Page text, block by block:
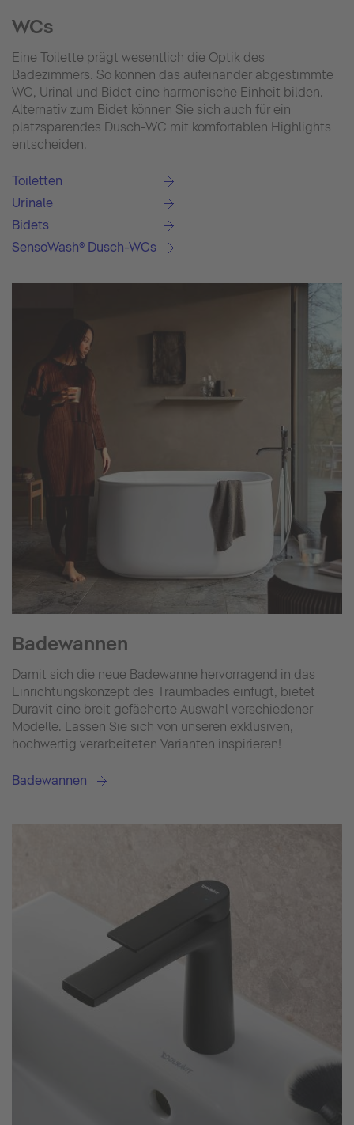
WCs
Eine Toilette prägt wesentlich die Optik des
Badezimmers. So können das aufeinander abgestimmte
WC, Urinal und Bidet eine harmonische Einheit bilden.
Alternativ zum Bidet können Sie sich auch für ein
platzsparendes Dusch-WC mit komfortablen Highlights
entscheiden.
Toiletten
Urinale
Bidets
SensoWash® Dusch-WCs
Badewannen
Damit sich die neue Badewanne hervorragend in das
Einrichtungskonzept des Traumbades einfügt, bietet
Duravit eine breit gefächerte Auswahl verschiedener
Modelle. Lassen Sie sich von unseren exklusiven,
hochwertig verarbeiteten Varianten inspirieren!
Badewannen